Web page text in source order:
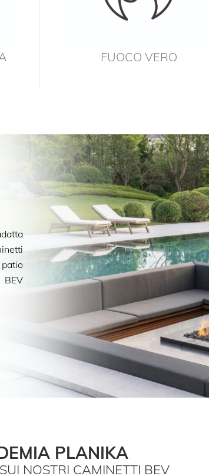
FUOCO VERO
PLANIKA
NOSTRI CAMINETTI BEV